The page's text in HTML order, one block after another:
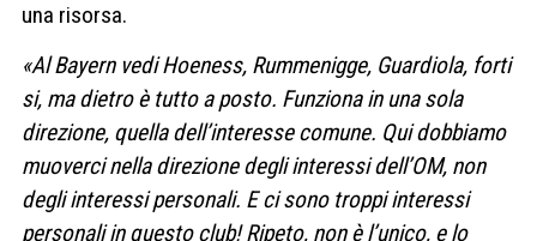
una risorsa.
«Al Bayern vedi Hoeness, Rummenigge, Guardiola, forti
si, ma dietro è tutto a posto. Funziona in una sola
direzione, quella dell’interesse comune. Qui dobbiamo
muoverci nella direzione degli interessi dell’OM, non
degli interessi personali. E ci sono troppi interessi
personali in questo club! Ripeto, non è l’unico, e lo